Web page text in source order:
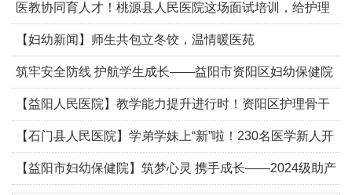
医教协同育人才！桃源县人民医院这场面试培训，给护理
学子划重点啦！
【妇幼新闻】师生共包立冬饺，温情暖医苑
筑牢安全防线 护航学生成长——益阳市资阳区妇幼保健院
召开学生安全管理工作专题会议 益阳市资阳区妇
幼保健院订阅号 2025年09月29日 20:03 湖南
【益阳人民医院】教学能力提升进行时！资阳区护理骨干
齐聚益阳市人民医院充电赋能
【石门县人民医院】学弟学妹上“新”啦！230名医学新人开
启温暖医路
【益阳市妇幼保健院】筑梦心灵 携手成长——2024级助产